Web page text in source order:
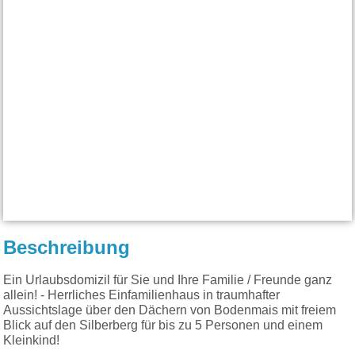
Beschreibung
Ein Urlaubsdomizil für Sie und Ihre Familie / Freunde ganz
allein! - Herrliches Einfamilienhaus in traumhafter
Aussichtslage über den Dächern von Bodenmais mit freiem
Blick auf den Silberberg für bis zu 5 Personen und einem
Kleinkind!